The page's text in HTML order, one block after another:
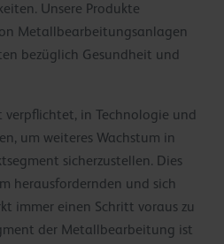
Unsere Produkte
Metallbearbeitungsanlagen
bezüglich Gesundheit und
verpflichtet, in Technologie und
um weiteres Wachstum in
sicherzustellen. Dies
herausfordernden und sich
immer einen Schritt voraus zu
der Metallbearbeitung ist